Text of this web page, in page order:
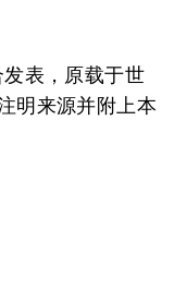
发表，原载于世
明来源并附上本